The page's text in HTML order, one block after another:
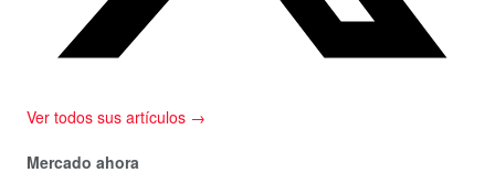
Ver todos sus artículos →
Mercado ahora